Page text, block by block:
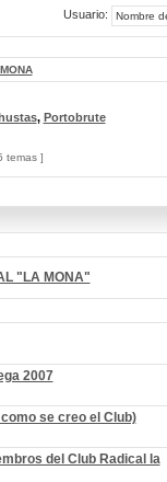
Usuario:
, Portobrute
temas ]
"LA MONA"
2007
se creo el Club)
del Club Radical la